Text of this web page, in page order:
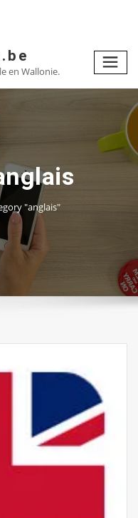
en Wallonie.
"anglais"